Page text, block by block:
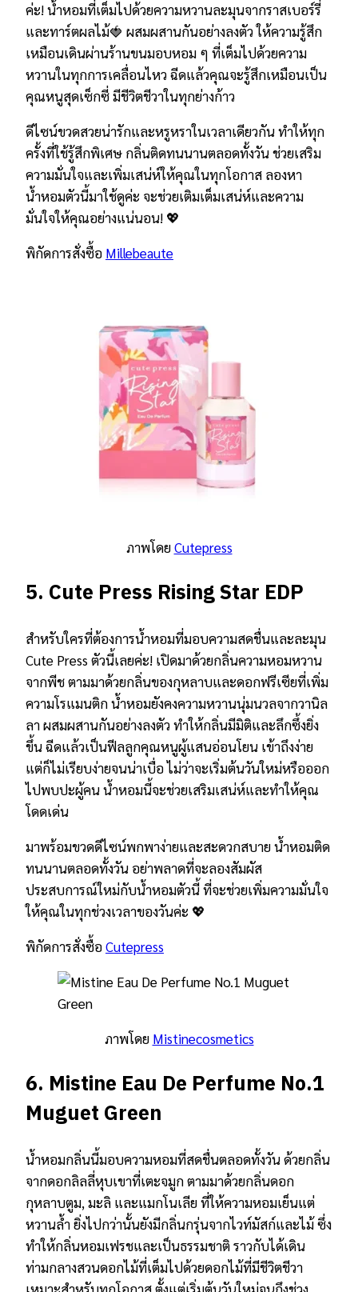
ค่ะ! น้ำหอมที่เต็มไปด้วยความหวานละมุนจากราสเบอร์รี่
และทาร์ตผลไม้🍓 ผสมผสานกันอย่างลงตัว ให้ความรู้สึก
เหมือนเดินผ่านร้านขนมอบหอม ๆ ที่เต็มไปด้วยความ
หวานในทุกการเคลื่อนไหว ฉีดแล้วคุณจะรู้สึกเหมือนเป็น
คุณหนูสุดเซ็กซี่ มีชีวิตชีวาในทุกย่างก้าว
ดีไซน์ขวดสวยน่ารักและหรูหราในเวลาเดียวกัน ทำให้ทุก
ครั้งที่ใช้รู้สึกพิเศษ กลิ่นติดทนนานตลอดทั้งวัน ช่วยเสริม
ความมั่นใจและเพิ่มเสน่ห์ให้คุณในทุกโอกาส ลองหา
น้ำหอมตัวนี้มาใช้ดูค่ะ จะช่วยเติมเต็มเสน่ห์และความ
มั่นใจให้คุณอย่างแน่นอน! 💖
พิกัดการสั่งซื้อ Millebeaute
ภาพโดยCutepress
5. Cute Press Rising Star EDP
สำหรับใครที่ต้องการน้ำหอมที่มอบความสดชื่นและละมุน
Cute Press ตัวนี้เลยค่ะ! เปิดมาด้วยกลิ่นความหอมหวาน
จากพีช ตามมาด้วยกลิ่นของกุหลาบและดอกฟรีเซียที่เพิ่ม
ความโรแมนติก น้ำหอมยังคงความหวานนุ่มนวลจากวานิล
ลา ผสมผสานกันอย่างลงตัว ทำให้กลิ่นมีมิติและลึกซึ้งยิ่ง
ขึ้น ฉีดแล้วเป็นฟีลลูกคุณหนูผู้แสนอ่อนโยน เข้าถึงง่าย
แต่ก็ไม่เรียบง่ายจนน่าเบื่อ ไม่ว่าจะเริ่มต้นวันใหม่หรือออก
ไปพบปะผู้คน น้ำหอมนี้จะช่วยเสริมเสน่ห์และทำให้คุณ
โดดเด่น
มาพร้อมขวดดีไซน์พกพาง่ายและสะดวกสบาย น้ำหอมติด
ทนนานตลอดทั้งวัน อย่าพลาดที่จะลองสัมผัส
ประสบการณ์ใหม่กับน้ำหอมตัวนี้ ที่จะช่วยเพิ่มความมั่นใจ
ให้คุณในทุกช่วงเวลาของวันค่ะ 💖
พิกัดการสั่งซื้อCutepress
ภาพโดย Mistinecosmetics
6. Mistine Eau De Perfume No.1
Muguet Green
น้ำหอมกลิ่นนี้มอบความหอมที่สดชื่นตลอดทั้งวัน ด้วยกลิ่น
จากดอกลิลลี่หุบเขาที่เตะจมูก ตามมาด้วยกลิ่นดอก
กุหลาบตูม, มะลิ และแมกโนเลีย ที่ให้ความหอมเย็นแต่
หวานล้ำ ยิ่งไปกว่านั้นยังมีกลิ่นกรุ่นจากไวท์มัสก์และไม้ ซึ่ง
ทำให้กลิ่นหอมเฟรชและเป็นธรรมชาติ ราวกับได้เดิน
ท่ามกลางสวนดอกไม้ที่เต็มไปด้วยดอกไม้ที่มีชีวิตชีวา